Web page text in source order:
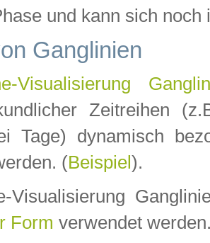
und kann sich noch
Ganglinien
Visualisierung
Zeitreihen
Tage) dynamisch
(Beispiel ).
Visualisierung
Form verwendet